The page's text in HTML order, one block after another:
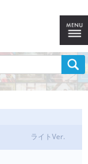
ライトVer.